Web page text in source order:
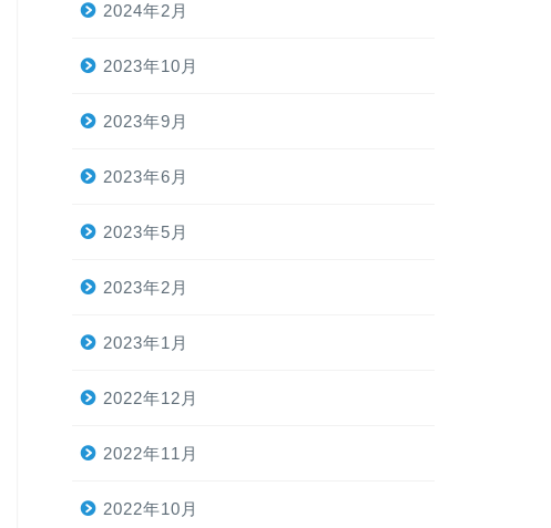
2024年2月
2023年10月
2023年9月
2023年6月
2023年5月
2023年2月
2023年1月
2022年12月
2022年11月
2022年10月